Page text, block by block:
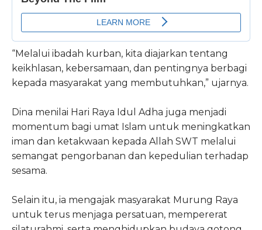
“Melalui ibadah kurban, kita diajarkan tentang
keikhlasan, kebersamaan, dan pentingnya berbagi
kepada masyarakat yang membutuhkan,” ujarnya.
Dina menilai Hari Raya Idul Adha juga menjadi
momentum bagi umat Islam untuk meningkatkan
iman dan ketakwaan kepada Allah SWT melalui
semangat pengorbanan dan kepedulian terhadap
sesama.
Selain itu, ia mengajak masyarakat Murung Raya
untuk terus menjaga persatuan, mempererat